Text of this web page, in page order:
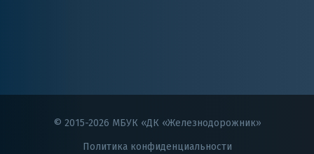
© 2015-2026 МБУК «ДК «Железнодорожник»
Политика конфиденциальности